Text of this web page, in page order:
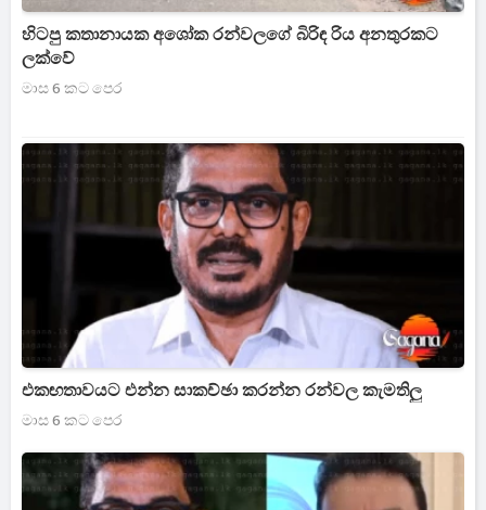
හිටපු කතානායක අශෝක රන්වලගේ බිරිඳ රිය අනතුරකට
ලක්වේ
මාස 6 කට පෙර
එකඟතාවයට එන්න සාකච්ඡා කරන්න රන්වල කැමතිලු
මාස 6 කට පෙර